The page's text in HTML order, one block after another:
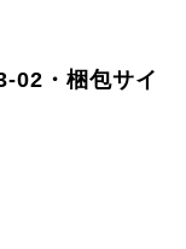
02・梱包サイ